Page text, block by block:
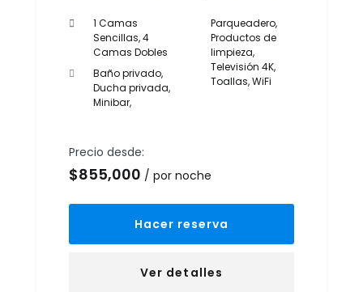
1 Camas
Sencillas, 4
Camas Dobles
Baño privado,
Ducha privada,
Minibar,
Parqueadero,
Productos de
limpieza,
Televisión 4K,
Toallas,WiFi
Precio desde:
$855,000 por noche
Hacer reserva
Ver detalles